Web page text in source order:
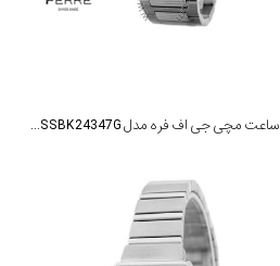
ساعت مچی جی اف فره مدل GFSSBK24347G